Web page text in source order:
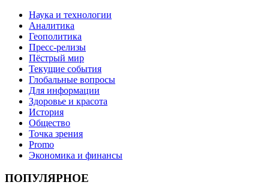
Наука и технологии
Аналитика
Геополитика
Пресс-релизы
Пёстрый мир
Текущие события
Глобальные вопросы
Для информации
Здоровье и красота
История
Общество
Точка зрения
Promo
Экономика и финансы
ПОПУЛЯРНОЕ